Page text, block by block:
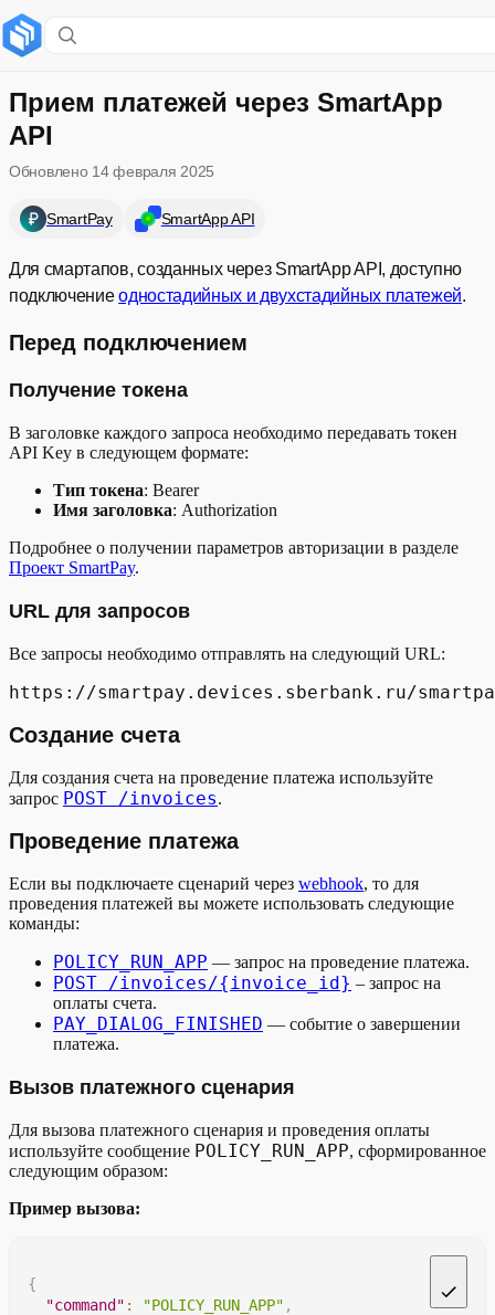
Перед подключением
Получение токена
Создание счета
Вызов платежного сценария
Формат результата оплаты
Получение статуса
Подтверждение платежа
Развернуть
Прием платежей через SmartApp
API
Обновлено 14 февраля 2025
SmartPay SmartApp API
Для смартапов, созданных через SmartApp API, доступно
подключениеодностадийных и двухстадийных платежей.
Перед подключением
Получение токена
В заголовке каждого запроса необходимо передавать токен
API Key в следующем формате:
Тип токена: Bearer
Имя заголовка: Authorization
Подробнее о получении параметров авторизации в разделе
Проект SmartPay.
URL для запросов
Все запросы необходимо отправлять на следующий URL:
https://smartpay.devices.sberbank.ru/
Создание счета
Для создания счета на проведение платежа используйте
запрос POST /invoices.
Проведение платежа
Если вы подключаете сценарий через webhook, то для
проведения платежей вы можете использовать следующие
команды:
POLICY_RUN_APP — запрос на проведение платежа.
POST /invoices/{invoice_id} – запрос на
оплаты счета.
PAY_DIALOG_FINISHED — событие о завершении
платежа.
Вызов платежного сценария
Для вызова платежного сценария и проведения оплаты
используйте сообщение POLICY_RUN_APP, сформированное
следующим образом:
Пример вызова:
{
"command" : "POLICY_RUN_APP" ,